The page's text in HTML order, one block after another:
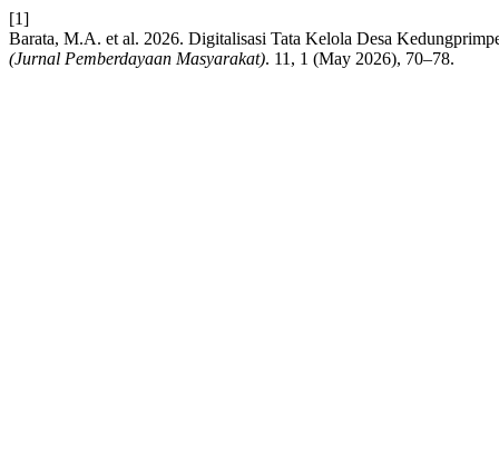
[1]
Barata, M.A. et al. 2026. Digitalisasi Tata Kelola Desa
(Jurnal Pemberdayaan Masyarakat). 11, 1 (May 2026), 70–78.